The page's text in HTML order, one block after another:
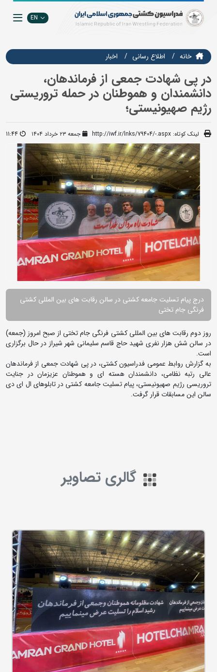
EN
خانه اطلاع رسانی اخبار
در پی شهادت جمعی از فرماندهان،
دانشمندان و هموطنان در حمله تروریستی
رژیم صهیونیستی؛
لینک کوتاه: http://iwf.ir/lnks/79404/-.aspx جمعه ۲۳ خرداد ۱۴۰۴ 11:44
درج پیام تسلیت جامعه کشتی در سالن رقابت های بین المللی کشتی
فرنگی جام تختی
روز دوم رقابت های بین المللی کشتی فرنگی جام تختی از صبح امروز (جمعه)
در سالن شش هزار نفری شهید حاج قاسم سلیمانی شهر شیراز در حال برگزاری
است.
به گزارش روابط عمومی فدراسیون کشتی، در پی شهادت جمعی از فرماندهان
عالی رتبه نظامی، دانشمندان هسته ای و هموطنان عزیزمان در جنایت
تروریسی رژیم صهیونیستی، پیام تسلیت جامعه کشتی در تابلوهای ال ای دی
سالن این مسابقات قرار گرفت.
گالری تصاویر